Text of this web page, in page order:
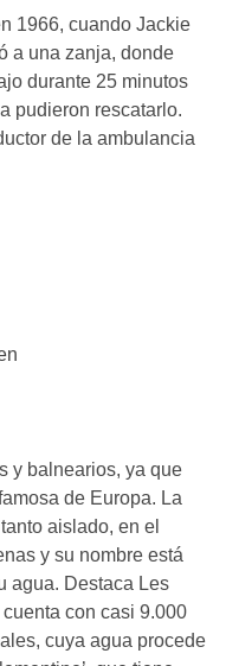
1966, cuando Jackie
a una zanja, donde
durante 25 minutos
pudieron rescatarlo.
de la ambulancia
y balnearios, ya que
de Europa. La
aislado, en el
y su nombre está
agua. Destaca Les
con casi 9.000
cuya agua procede